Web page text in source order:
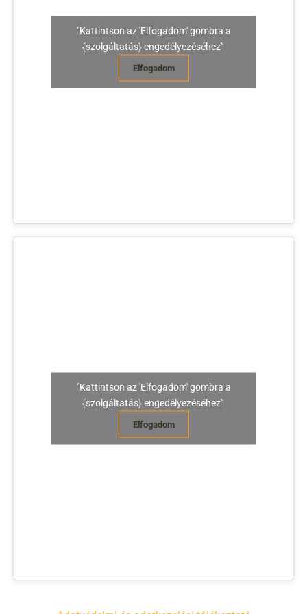
"Kattintson az 'Elfogadom' gombra a
{szolgáltatás} engedélyezéséhez"
Elfogadom
"Kattintson az 'Elfogadom' gombra a
{szolgáltatás} engedélyezéséhez"
Elfogadom